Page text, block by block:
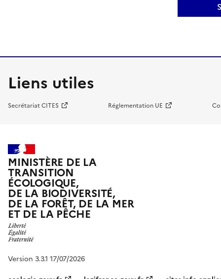
Liens utiles
Secrétariat CITES Réglementation UE
MINISTÈRE DE LA
TRANSITION
ÉCOLOGIQUE,
DE LA BIODIVERSITÉ,
DE LA FORÊT, DE LA MER
ET DE LA PÊCHE
Version 3.3.1 17/07/2026